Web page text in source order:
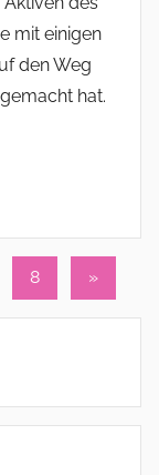
n
d
m
mit einigen
den Weg
hat.
8
Nächste
»